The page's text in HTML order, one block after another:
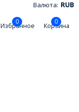
Валюта: RUB
0
Избранное
0
Корзина